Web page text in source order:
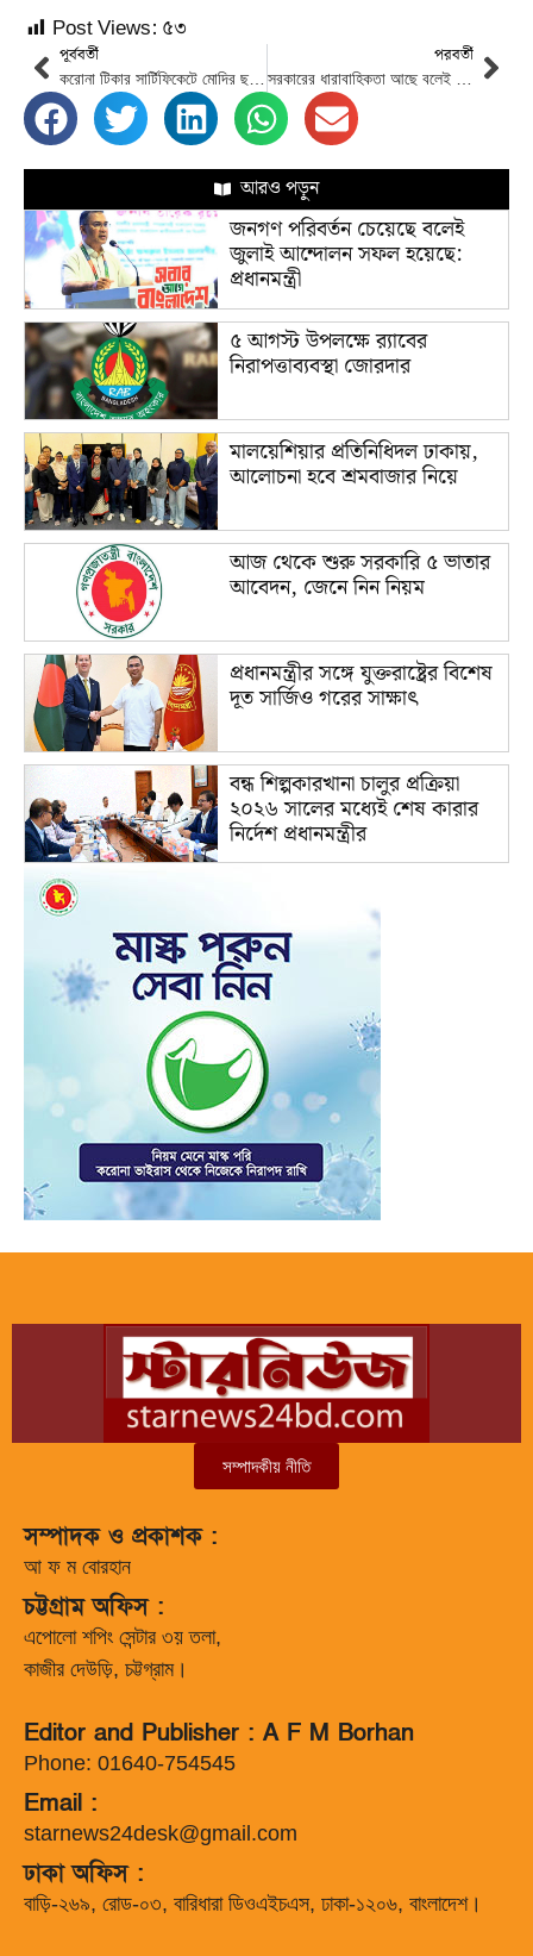
Post Views: ৫৩
পূর্ববর্তী
করোনা টিকার সার্টিফিকেটে মোদির ছবি নিয়ে মামলা
পরবর্তী
সরকারের ধারাবাহিকতা আছে বলেই দেশের উন্নয়ন সম্ভব হচ্ছে : প্রধানমন্ত্রী
আরও পড়ুন
জনগণ পরিবর্তন চেয়েছে বলেই
জুলাই আন্দোলন সফল হয়েছে:
প্রধানমন্ত্রী
৫ আগস্ট উপলক্ষে র‌্যাবের
নিরাপত্তাব্যবস্থা জোরদার
মালয়েশিয়ার প্রতিনিধিদল ঢাকায়,
আলোচনা হবে শ্রমবাজার নিয়ে
আজ থেকে শুরু সরকারি ৫ ভাতার
আবেদন, জেনে নিন নিয়ম
প্রধানমন্ত্রীর সঙ্গে যুক্তরাষ্ট্রের বিশেষ
দূত সার্জিও গরের সাক্ষাৎ
বন্ধ শিল্পকারখানা চালুর প্রক্রিয়া
২০২৬ সালের মধ্যেই শেষ কারার
নির্দেশ প্রধানমন্ত্রীর
সম্পাদকীয় নীতি
সম্পাদক ও প্রকাশক :
আ ফ ম বোরহান
চট্টগ্রাম অফিস :
এপোলো শপিং সেন্টার ৩য় তলা,
কাজীর দেউড়ি, চট্টগ্রাম।
Editor and Publisher : A F M Borhan
Phone: 01640-754545
Email :
starnews24desk@gmail.com
ঢাকা অফিস :
বাড়ি-২৬৯, রোড-০৩, বারিধারা ডিওএইচএস, ঢাকা-১২০৬, বাংলাদেশ।